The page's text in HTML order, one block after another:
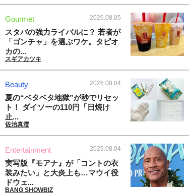
Gourmet 2026.08.05
スタバの強力ライバルに？ 若者が
「ゴンチャ」を選ぶワケ。タピオ
カの...
スギアカツキ
Beauty 2026.08.04
夏の“ベタベタ地獄”が秒でリセッ
ト！ ダイソーの110円「日焼け
止...
佐治真澄
Entertainment 2026.08.04
実写版『モアナ』が「コントの衣
装みたい」と大炎上も…マウイ役
ドウェ...
BANG SHOWBIZ